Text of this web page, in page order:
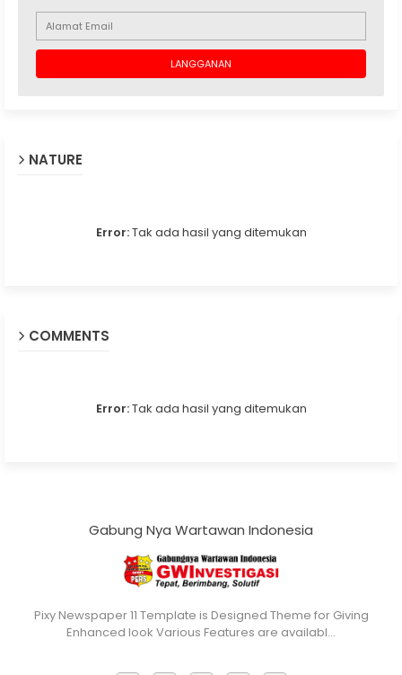
NATURE
Error:Tak ada hasil yang ditemukan
COMMENTS
Error:Tak ada hasil yang ditemukan
Gabung Nya Wartawan Indonesia
Pixy Newspaper 11 Template is Designed Theme for Giving
Enhanced look Various Features are availabl…